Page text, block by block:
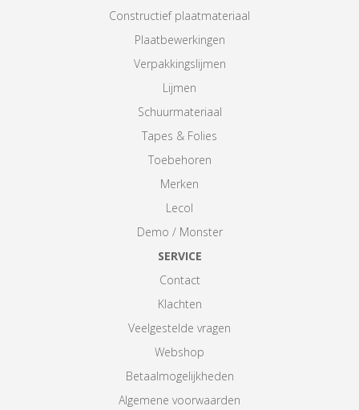
Constructief plaatmateriaal
Plaatbewerkingen
Verpakkingslijmen
Lijmen
Schuurmateriaal
Tapes & Folies
Toebehoren
Merken
Lecol
Demo / Monster
SERVICE
Contact
Klachten
Veelgestelde vragen
Webshop
Betaalmogelijkheden
Algemene voorwaarden